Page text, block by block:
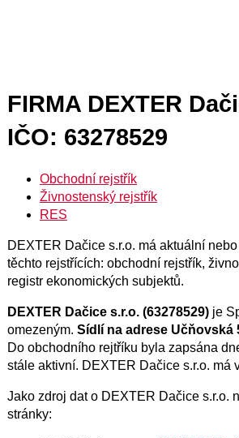
FIRMA DEXTER
IČO: 63278529
Obchodní rejstřík
Živnostenský rejstřík
RES
DEXTER Dačice s.r.o. má aktuální
těchto rejstřících: obchodní rejstřík,
registr ekonomických subjektů.
DEXTER Dačice s.r.o. (63278529)je
omezeným. Sídlí na adrese Učňovská
Do obchodního rejtříku byla zapsána
stále aktivní. DEXTER Dačice s.r.o. má
Jako zdroj dat o DEXTER Dačice s.r.o.
stránky: